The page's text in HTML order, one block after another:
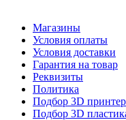
Магазины
Условия оплаты
Условия доставки
Гарантия на товар
Реквизиты
Политика
Подбор 3D
Подбор 3D